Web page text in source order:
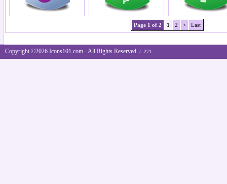
Page 1 of 2 1 2 > Last
Copyright ©2026 Icons101.com - All Rights Reserved. / .271